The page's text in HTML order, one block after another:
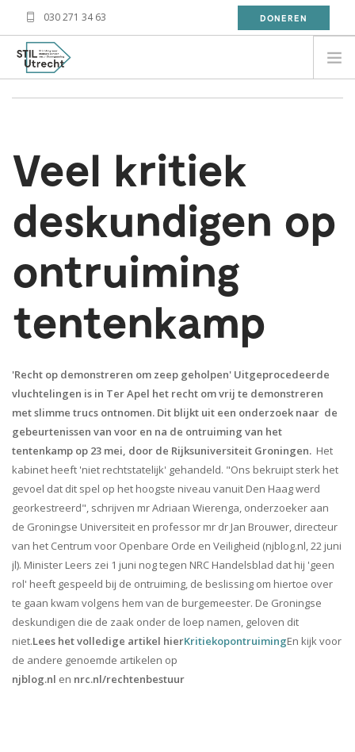
030 271 34 63 DONEREN
معلومة
WAT DOET STIL?
WAT KAN JIJ DOEN?
OVER STIL
CONTACT
27 jun 2012
Veel kritiek
deskundigen op
ontruiming
tentenkamp
'Recht op demonstreren om zeep geholpen' Uitgeprocedeerde
vluchtelingen is in Ter Apel het recht om vrij te demonstreren
met slimme trucs ontnomen. Dit blijkt uit een onderzoek naar de
gebeurtenissen van voor en na de ontruiming van het
tentenkamp op 23 mei, door de Rijksuniversiteit Groningen. Het
kabinet heeft 'niet rechtstatelijk' gehandeld. "Ons bekruipt sterk het
gevoel dat dit spel op het hoogste niveau vanuit Den Haag werd
georkestreerd", schrijven mr Adriaan Wierenga, onderzoeker aan
de Groningse Universiteit en professor mr dr Jan Brouwer, directeur
van het Centrum voor Openbare Orde en Veiligheid (njblog.nl, 22 juni
jl). Minister Leers zei 1 juni nog tegen NRC Handelsblad dat hij 'geen
rol' heeft gespeeld bij de ontruiming, de beslissing om hiertoe over
te gaan kwam volgens hem van de burgemeester. De Groningse
deskundigen die de zaak onder de loep namen, geloven dit
niet.Lees het volledige artikel hierKritiekopontruimingEn kijk voor
de andere genoemde artikelen op
njblog.nl en nrc.nl/rechtenbestuur